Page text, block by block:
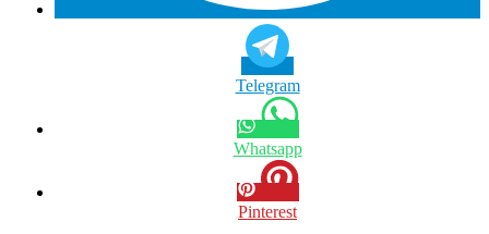
Telegram
Whatsapp
Pinterest